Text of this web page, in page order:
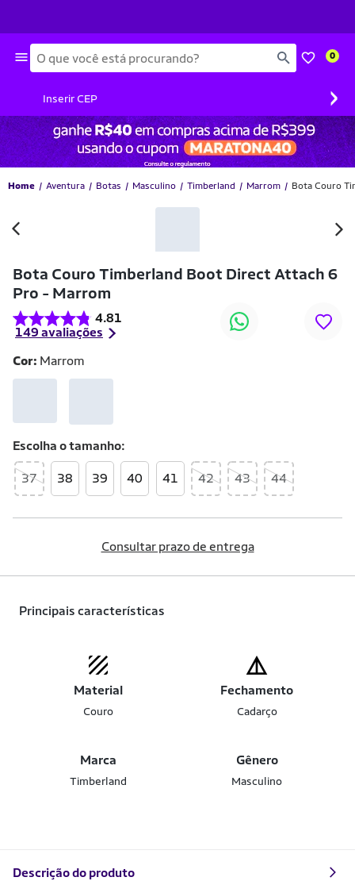
Busca 0
Inserir CEP ›
Home Aventura Botas Masculino Timberland Marrom Bota Couro
Bota Couro Timberland Boot Direct Attach 6
Pro - Marrom
4.81
149 avaliações
-33% OFF
Cor: Marrom
Escolha otamanho
37 38 39 40 41 42 43 44
Consultar prazo de entrega
Principais características
Material
Couro
Fechamento
Cadarço
Marca
Timberland
Gênero
Masculino
Descrição do produto